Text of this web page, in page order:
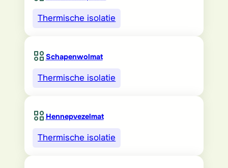
Thermische isolatie
Schapenwolmat
Thermische isolatie
Hennepvezelmat
Thermische isolatie